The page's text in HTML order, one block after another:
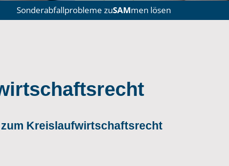
Sonderabfallprobleme zuSAMmen lösen
Kreislaufwirtschaftsrecht